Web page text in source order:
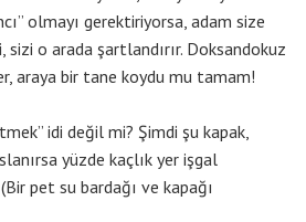
olmayı gerektiriyorsa, adam size
sizi o arada şartlandırır. Doksandokuz
araya bir tane koydu mu tamam!
idi değil mi? Şimdi şu kapak,
yüzde kaçlık yer işgal
pet su bardağı ve kapağı